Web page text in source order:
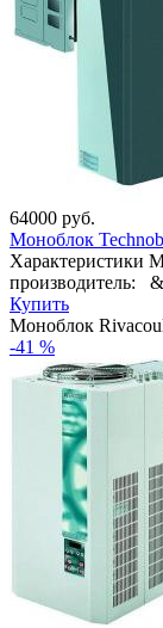
64000 руб.
Моноблок
Характеристики
производитель:
Купить
Моноблок
-41 %